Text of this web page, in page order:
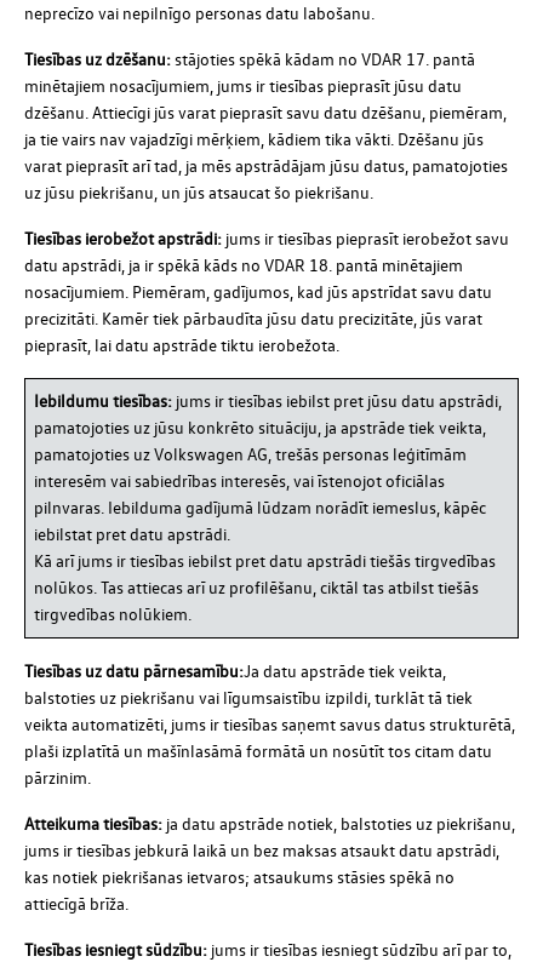
neprecīzo vai nepilnīgo personas datu labošanu.
Tiesības uz dzēšanu:stājoties spēkā kādam no VDAR 17. pantā
minētajiem nosacījumiem, jums ir tiesības pieprasīt jūsu datu
dzēšanu. Attiecīgi jūs varat pieprasīt savu datu dzēšanu, piemēram,
ja tie vairs nav vajadzīgi mērķiem, kādiem tika vākti. Dzēšanu jūs
varat pieprasīt arī tad, ja mēs apstrādājam jūsu datus, pamatojoties
uz jūsu piekrišanu, un jūs atsaucat šo piekrišanu.
Tiesības ierobežot apstrādi: jums ir tiesības pieprasīt ierobežot savu
datu apstrādi, ja ir spēkā kāds no VDAR 18. pantā minētajiem
nosacījumiem. Piemēram, gadījumos, kad jūs apstrīdat savu datu
precizitāti. Kamēr tiek pārbaudīta jūsu datu precizitāte, jūs varat
pieprasīt, lai datu apstrāde tiktu ierobežota.
Iebildumu tiesības: jums ir tiesības iebilst pret jūsu datu apstrādi,
pamatojoties uz jūsu konkrēto situāciju, ja apstrāde tiek veikta,
pamatojoties uz Volkswagen AG, trešās personas leģitīmām
interesēm vai sabiedrības interesēs, vai īstenojot oficiālas
pilnvaras. Iebilduma gadījumā lūdzam norādīt iemeslus, kāpēc
iebilstat pret datu apstrādi.
Kā arī jums ir tiesības iebilst pret datu apstrādi tiešās tirgvedības
nolūkos. Tas attiecas arī uz profilēšanu, ciktāl tas atbilst tiešās
tirgvedības nolūkiem.
Tiesības uz datu pārnesamību:Ja datu apstrāde tiek veikta,
balstoties uz piekrišanu vai līgumsaistību izpildi, turklāt tā tiek
veikta automatizēti, jums ir tiesības saņemt savus datus strukturētā,
plaši izplatītā un mašīnlasāmā formātā un nosūtīt tos citam datu
pārzinim.
Atteikuma tiesības: ja datu apstrāde notiek, balstoties uz piekrišanu,
jums ir tiesības jebkurā laikā un bez maksas atsaukt datu apstrādi,
kas notiek piekrišanas ietvaros; atsaukums stāsies spēkā no
attiecīgā brīža.
Tiesības iesniegt sūdzību: jums ir tiesības iesniegt sūdzību arī par to,